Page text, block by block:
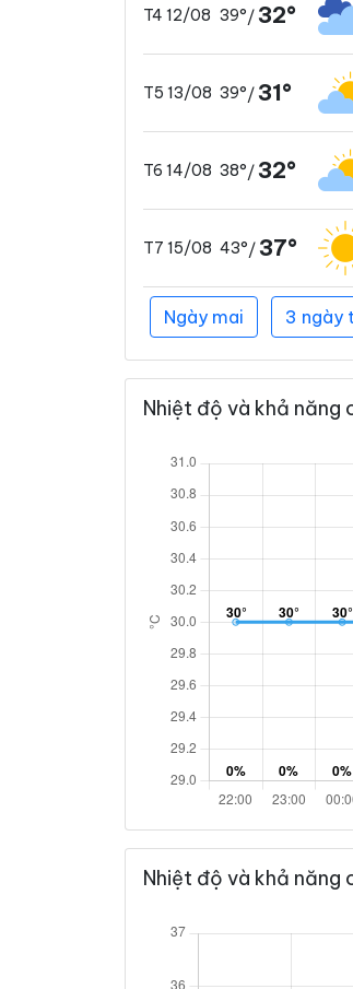
T4 12/08 39°/32°
T5 13/08 39°/31°
T6 14/08 38°/32°
T7 15/08 43°/37°
Ngày mai 3 ngày
Nhiệt độ và khả năng
Nhiệt độ và khả năng